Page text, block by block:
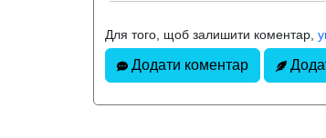
Для того, щоб залишити коментар,
Додати коментар